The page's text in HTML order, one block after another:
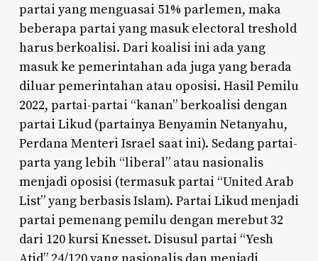
partai yang menguasai 51% parlemen, maka
beberapa partai yang masuk electoral treshold
harus berkoalisi. Dari koalisi ini ada yang
masuk ke pemerintahan ada juga yang berada
diluar pemerintahan atau oposisi. Hasil Pemilu
2022, partai-partai “kanan” berkoalisi dengan
partai Likud (partainya Benyamin Netanyahu,
Perdana Menteri Israel saat ini). Sedang partai-
parta yang lebih “liberal” atau nasionalis
menjadi oposisi (termasuk partai “United Arab
List” yang berbasis Islam). Partai Likud menjadi
partai pemenang pemilu dengan merebut 32
dari 120 kursi Knesset. Disusul partai “Yesh